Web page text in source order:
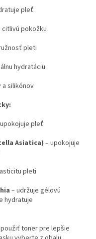
pleť
pokožku
pleti
hydratáciu
silikónov
pleť
Asiatica)– upokojuje
pleti
– udržuje gélovú
hydratuje
toner pre lepšie